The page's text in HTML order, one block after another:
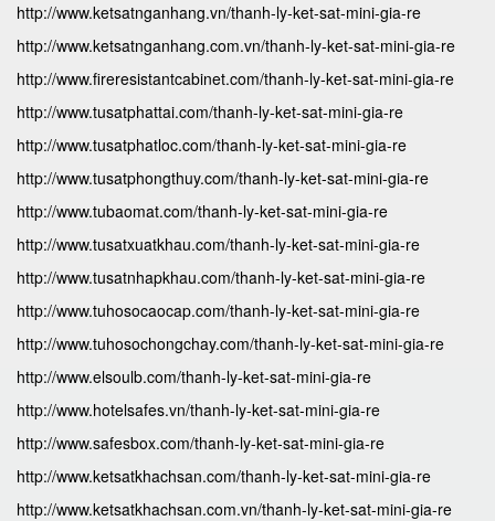
http://www.ketsatnganhang.vn/thanh-ly-ket-sat-mini-gia-re
http://www.ketsatnganhang.com.vn/thanh-ly-ket-sat-mini-gia-re
http://www.fireresistantcabinet.com/thanh-ly-ket-sat-mini-gia-re
http://www.tusatphattai.com/thanh-ly-ket-sat-mini-gia-re
http://www.tusatphatloc.com/thanh-ly-ket-sat-mini-gia-re
http://www.tusatphongthuy.com/thanh-ly-ket-sat-mini-gia-re
http://www.tubaomat.com/thanh-ly-ket-sat-mini-gia-re
http://www.tusatxuatkhau.com/thanh-ly-ket-sat-mini-gia-re
http://www.tusatnhapkhau.com/thanh-ly-ket-sat-mini-gia-re
http://www.tuhosocaocap.com/thanh-ly-ket-sat-mini-gia-re
http://www.tuhosochongchay.com/thanh-ly-ket-sat-mini-gia-re
http://www.elsoulb.com/thanh-ly-ket-sat-mini-gia-re
http://www.hotelsafes.vn/thanh-ly-ket-sat-mini-gia-re
http://www.safesbox.com/thanh-ly-ket-sat-mini-gia-re
http://www.ketsatkhachsan.com/thanh-ly-ket-sat-mini-gia-re
http://www.ketsatkhachsan.com.vn/thanh-ly-ket-sat-mini-gia-re